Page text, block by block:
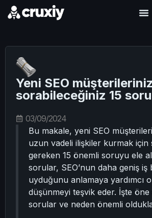
Yeni SEO
sorabileceğiniz 15 soru
03/09/2024
Bu makale, yeni SEO
uzun vadeli ilişkiler kurmak için
gereken 15 önemli soruyu ele
sorular, SEO’nun daha geniş iş
uyduğunu anlamaya yardımcı
düşünmeyi teşvik eder. İşte öne
sorular ve neden önemli